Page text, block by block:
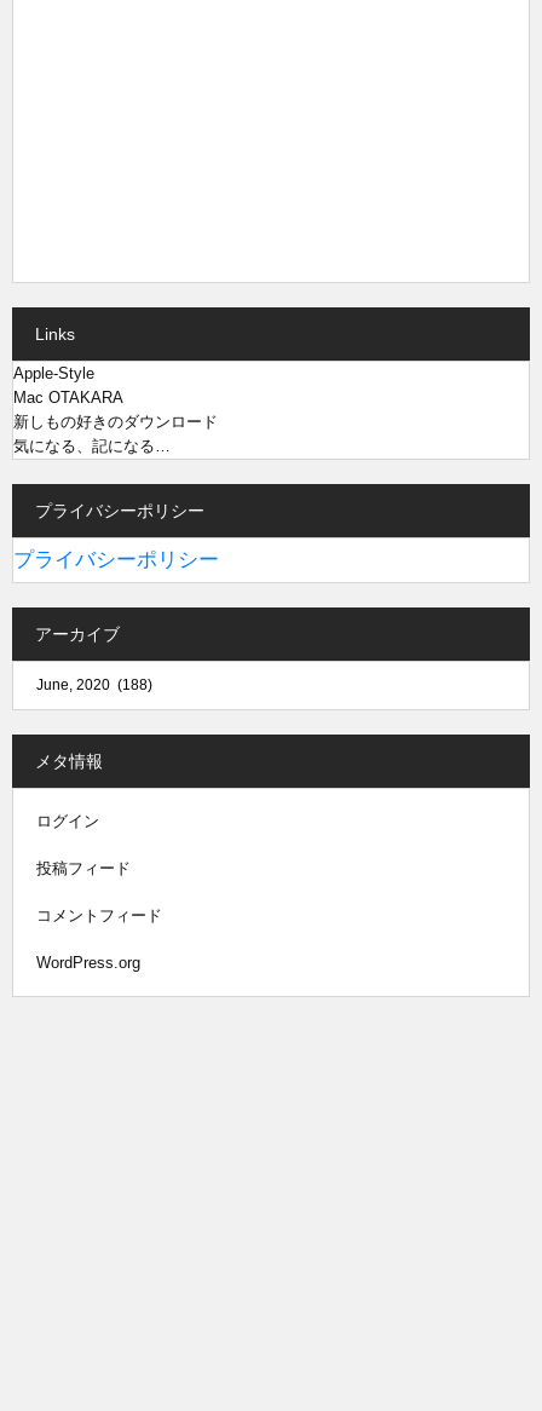
Links
Apple-Style
Mac OTAKARA
新しもの好きのダウンロード
気になる、記になる…
プライバシーポリシー
プライバシーポリシー
アーカイブ
メタ情報
ログイン
投稿フィード
コメントフィード
WordPress.org